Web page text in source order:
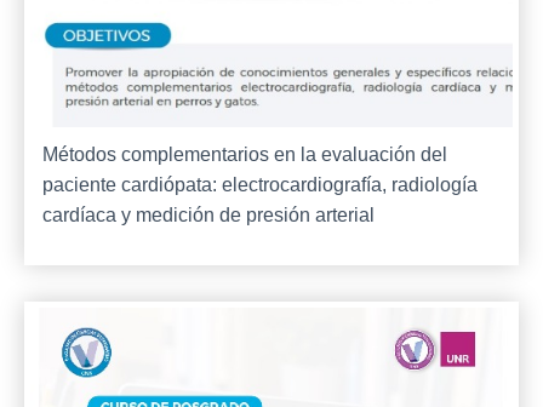
Métodos complementarios en la evaluación del
paciente cardiópata: electrocardiografía, radiología
cardíaca y medición de presión arterial